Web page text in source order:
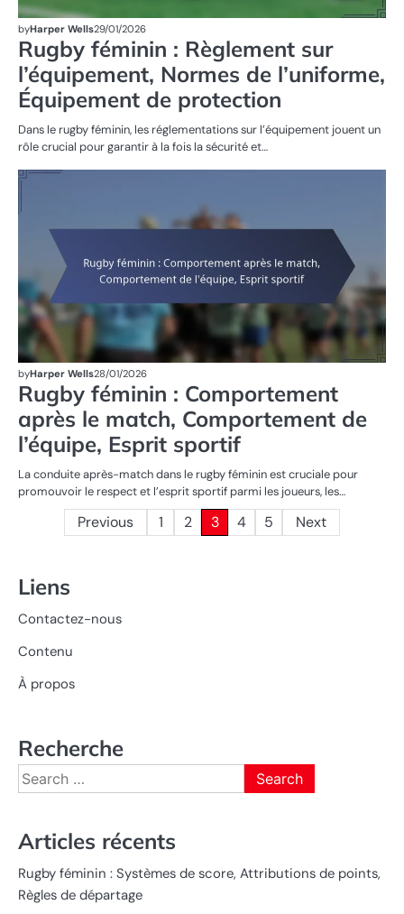
byHarper Wells29/01/2026
Rugby féminin : Règlement sur
l’équipement, Normes de l’uniforme,
Équipement de protection
Dans le rugby féminin, les réglementations sur l’équipement jouent un
rôle crucial pour garantir à la fois la sécurité et…
byHarper Wells28/01/2026
Rugby féminin : Comportement
après le match, Comportement de
l’équipe, Esprit sportif
La conduite après-match dans le rugby féminin est cruciale pour
promouvoir le respect et l’esprit sportif parmi les joueurs, les…
Previous 1 2 3 4 5 Next
Liens
Contactez-nous
Contenu
À propos
Recherche
Search
for:
Articles récents
Rugby féminin : Systèmes de score, Attributions de points,
Règles de départage